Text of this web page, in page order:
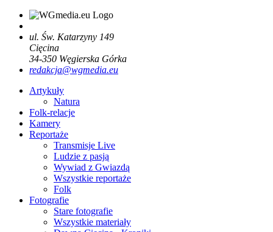
ul. Św. Katarzyny 149
Cięcina
34-350 Węgierska Górka
redakcja@wgmedia.eu
Artykuły
Natura
Folk-relacje
Kamery
Reportaże
Transmisje Live
Ludzie z pasją
Wywiad z Gwiazdą
Wszystkie reportaże
Folk
Fotografie
Stare fotografie
Wszystkie materiały